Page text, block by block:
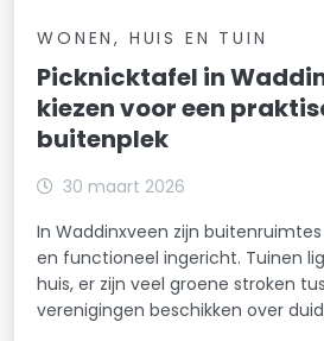
WONEN, HUIS EN TUIN
Picknicktafel in
kiezen voor een
buitenplek
30 maart 2026
In Waddinxveen zijn
en functioneel ingericht. Tuinen
huis, er zijn veel groene stroken
verenigingen beschikken over